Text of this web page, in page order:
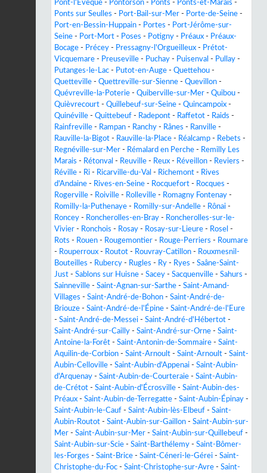
Pont-l'Évêque - Pontorson - Ponts - Ponts-et-Marais -
Ponts sur Seulles - Port-Bail-sur-Mer - Porte-de-Seine -
Port-en-Bessin-Huppain - Portes - Port-Jérôme-sur-
Seine - Port-Mort - Poses - Potigny - Préaux - Préaux-
Bocage - Précey - Pressagny-l'Orgueilleux - Prétot-
Vicquemare - Preuseville - Puchay - Puisenval - Pullay -
Putanges-le-Lac - Putot-en-Auge - Quettehou -
Quetteville - Quettreville-sur-Sienne - Quevillon -
Quévreville-la-Poterie - Quiberville-sur-Mer - Quibou -
Quièvrecourt - Quillebeuf-sur-Seine - Quincampoix -
Quinéville - Quittebeuf - Radepont - Raffetot - Raids -
Rainfreville - Rampan - Ranchy - Rânes - Ranville -
Rauville-la-Bigot - Rauville-la-Place - Réalcamp - Rebets -
Regnéville-sur-Mer - Rémalard en Perche - Remilly Les
Marais - Rétonval - Reuville - Reux - Réveillon - Reviers -
Réville - Ri - Ricarville-du-Val - Richemont - Rives
d'Andaine - Rives-en-Seine - Rocquefort - Rocques -
Rogerville - Roiville - Rolleville - Romagny Fontenay -
Romilly-la-Puthenaye - Romilly-sur-Andelle - Rônai -
Roncey - Roncherolles-en-Bray - Roncherolles-sur-le-
Vivier - Ronchois - Rosay - Rosay-sur-Lieure - Rosel -
Rots - Rouen - Rougemontier - Rouge-Perriers - Roumare
- Rouperroux - Routot - Rouvray-Catillon - Rouxmesnil-
Bouteilles - Rubercy - Rugles - Ry - Ryes - Saâne-Saint-
Just - Sablons sur Huisne - Sacey - Sacquenville - Sahurs -
Sainneville - Saint-Agnan-sur-Sarthe - Saint-Amand-
Villages - Saint-André-de-Bohon - Saint-André-de-
Briouze - Saint-André-de-l'Épine - Saint-André-de-l'Eure
- Saint-André-de-Messei - Saint-André-d'Hébertot -
Saint-André-sur-Cailly - Saint-André-sur-Orne - Saint-
Antoine-la-Forêt - Saint-Antonin-de-Sommaire - Saint-
Aquilin-de-Corbion - Saint-Arnoult - Saint-Arnoult - Saint-
Aubin-Celloville - Saint-Aubin-d'Appenai - Saint-Aubin-
d'Arquenay - Saint-Aubin-de-Courteraie - Saint-Aubin-
de-Crétot - Saint-Aubin-d'Écrosville - Saint-Aubin-des-
Préaux - Saint-Aubin-de-Terregatte - Saint-Aubin-Épinay -
Saint-Aubin-le-Cauf - Saint-Aubin-lès-Elbeuf - Saint-
Aubin-Routot - Saint-Aubin-sur-Gaillon - Saint-Aubin-sur-
Mer - Saint-Aubin-sur-Mer - Saint-Aubin-sur-Quillebeuf -
Saint-Aubin-sur-Scie - Saint-Barthélemy - Saint-Bômer-
les-Forges - Saint-Brice - Saint-Céneri-le-Gérei - Saint-
Christophe-du-Foc - Saint-Christophe-sur-Avre - Saint-